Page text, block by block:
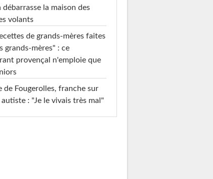
la maison des
volants
de grands-mères faites
grands-mères" : ce
provençal n'emploie que
de Fougerolles, franche sur
: "Je le vivais très mal"